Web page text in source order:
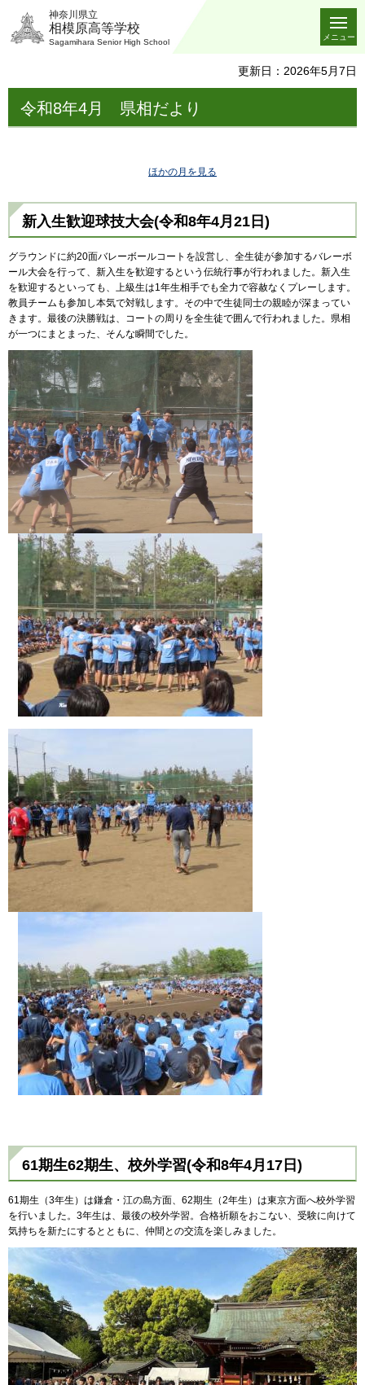
神奈川県立
相模原高等学校
Sagamihara Senior High School
メニュー
更新日：2026年5月7日
令和8年4月 県相だより
ほかの月を見る
新入生歓迎球技大会(令和8年4月21日)
グラウンドに約20面バレーボールコートを設営し、全生徒が参加するバレーボ
ール大会を行って、新入生を歓迎するという伝統行事が行われました。新入生
を歓迎するといっても、上級生は1年生相手でも全力で容赦なくプレーします。
教員チームも参加し本気で対戦します。その中で生徒同士の親睦が深まってい
きます。最後の決勝戦は、コートの周りを全生徒で囲んで行われました。県相
が一つにまとまった、そんな瞬間でした。
61期生62期生、校外学習(令和8年4月17日)
61期生（3年生）は鎌倉・江の島方面、62期生（2年生）は東京方面へ校外学習
を行いました。3年生は、最後の校外学習。合格祈願をおこない、受験に向けて
気持ちを新たにするとともに、仲間との交流を楽しみました。